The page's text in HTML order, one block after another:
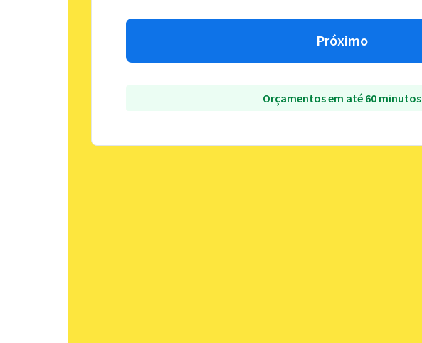
Próximo
Orçamentos em até 60 minutos